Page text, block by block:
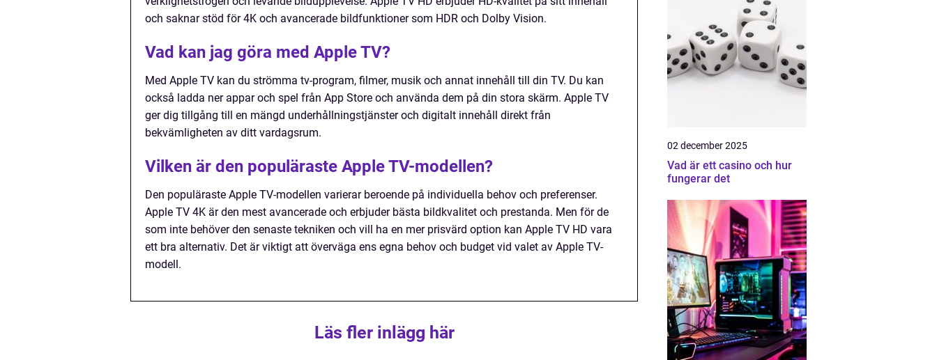
och saknar stöd för 4K och avancerade bildfunktioner som HDR och Dolby Vision.
Vad kan jag göra med Apple TV?
Med Apple TV kan du strömma tv-program, filmer, musik och annat innehåll till din TV. Du kan
också ladda ner appar och spel från App Store och använda dem på din stora skärm. Apple TV
ger dig tillgång till en mängd underhållningstjänster och digitalt innehåll direkt från
bekvämligheten av ditt vardagsrum.
Vilken är den populäraste Apple TV-modellen?
Den populäraste Apple TV-modellen varierar beroende på individuella behov och preferenser.
Apple TV 4K är den mest avancerade och erbjuder bästa bildkvalitet och prestanda. Men för de
som inte behöver den senaste tekniken och vill ha en mer prisvärd option kan Apple TV HD vara
ett bra alternativ. Det är viktigt att överväga ens egna behov och budget vid valet av Apple TV-
modell.
Läs fler inlägg här
02 december 2025
Vad är ett casino och hur
fungerar det